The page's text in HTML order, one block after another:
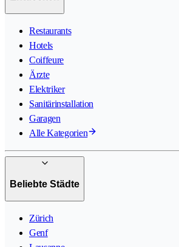
Restaurants
Hotels
Coiffeure
Ärzte
Elektriker
Sanitärinstallation
Garagen
Alle Kategorien
Beliebte Städte
Zürich
Genf